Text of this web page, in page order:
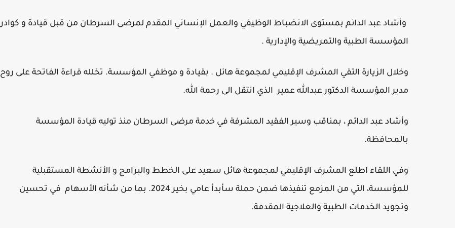
وأشاد عبد الدائم بمستوى الانضباط الوظيفي والعمل الإنساني المقدم لمرضى السرطان من قبل قيادة و كوادر
المؤسسة الطبية والتمريضية والإدارية .
وخلال الزيارة التقي المشرف الإقليمي لمجموعة هائل . بقيادة و موظفي المؤسسة. تخلله قراءة الفاتحة على روح
مدير المؤسسة الدكتور عبدالله عمير الذي انتقل الى رحمة الله.
وأشاد عبد الدائم ، بمناقب وسير الفقيد المشرفة في خدمة مرضى السرطان منذ توليه قيادة المؤسسة
بالمحافظة.
وفي اللقاء اطلع المشرف الإقليمي لمجموعة هائل سعيد على الخطط والبرامج و الأنشطة المستقبلية
للمؤسسة، التي من المزمع تنفيذها ضمن حملة سأبدأ عامي بخير 2024. بما من شأنه الأسهام في تحسين
وتجويد الخدمات الطبية والعلاجية المقدمة.